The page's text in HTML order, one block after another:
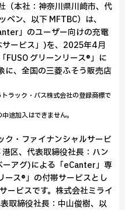
（本社：神奈川県川崎市、代
ペン、以下 MFTBC）は､
」のユーザー向けの充電
ービス」)を、2025年4月
FUSO グリーンリース®」に
、全国の三菱ふそう販売店
ラック・バス株式会社の登録商標で
途加入はできません。
ク・ファイナンシャルサービ
区、代表取締役社長：ハン
ーアグ)による「eCanter」専
ース®」の付帯サービスとし
ービスです。株式会社ミライ
取締役社長：中山俊樹、以